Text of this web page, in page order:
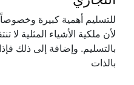
للتسليم أهمية كبيرة وخصوصاً
لأن ملكية الأشياء المثلية لا
بالتسليم. وإضافة إلى ذلك
بالذات